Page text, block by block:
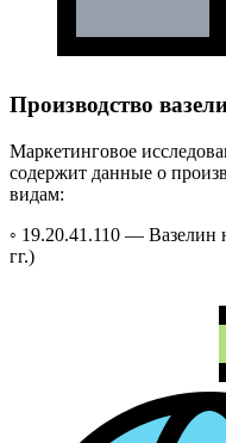
Производство
Маркетинговое
содержит данные о
видам:
◦ 19.20.41.110 — Вазелин
гг.)